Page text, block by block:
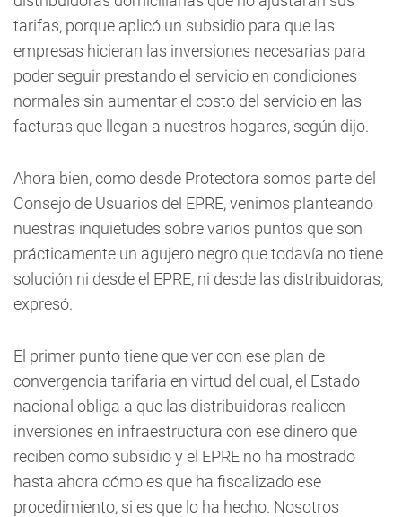
tarifas, porque aplicó un subsidio para que las
empresas hicieran las inversiones necesarias para
poder seguir prestando el servicio en condiciones
normales sin aumentar el costo del servicio en las
facturas que llegan a nuestros hogares, según dijo.
Ahora bien, como desde Protectora somos parte del
Consejo de Usuarios del EPRE, venimos planteando
nuestras inquietudes sobre varios puntos que son
prácticamente un agujero negro que todavía no tiene
solución ni desde el EPRE, ni desde las distribuidoras,
expresó.
El primer punto tiene que ver con ese plan de
convergencia tarifaria en virtud del cual, el Estado
nacional obliga a que las distribuidoras realicen
inversiones en infraestructura con ese dinero que
reciben como subsidio y el EPRE no ha mostrado
hasta ahora cómo es que ha fiscalizado ese
procedimiento, si es que lo ha hecho. Nosotros